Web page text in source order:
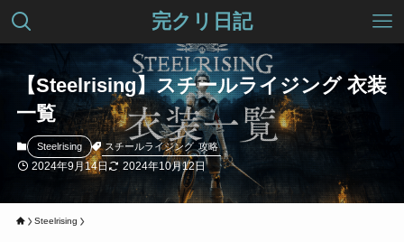
完クリ日記
【Steelrising】スチールライジング 衣装
一覧
Steelrising スチールライジング 攻略
2024年9月14日 2024年10月12日
Steelrising